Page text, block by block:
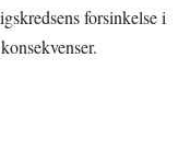
forsinkelse i